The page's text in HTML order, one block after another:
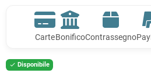
CarteBonificoContrassegno
 Disponibile